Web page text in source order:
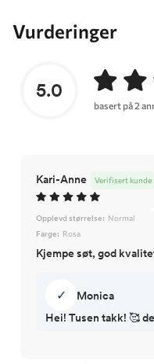
Vurderinger
5.0
basert på 2
Kari-Anne Verifisert kunde
Opplevd størrelse: Normal
Farge: Rosa
Kjempe søt, god
✓
Monica
Hei! Tusen takk! 🥰